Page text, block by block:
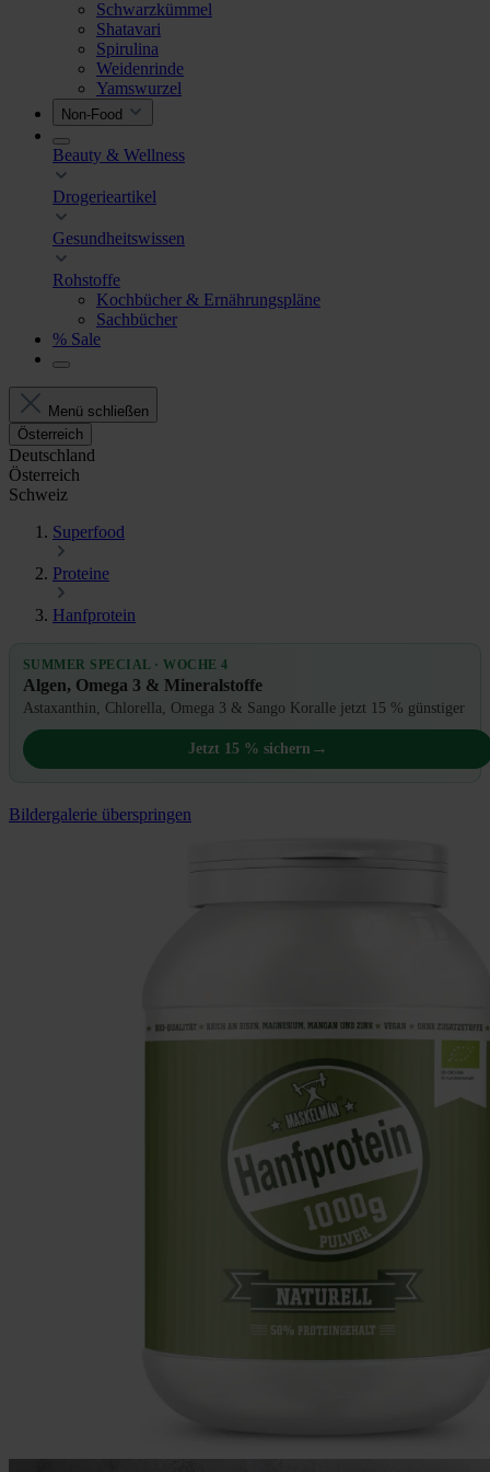
Schwarzkümmel
Shatavari
Spirulina
Weidenrinde
Yamswurzel
Non-Food
Beauty & Wellness
Drogerieartikel
Gesundheitswissen
Rohstoffe
Kochbücher & Ernährungspläne
Sachbücher
% Sale
Menü schließen
Österreich
Deutschland
Österreich
Schweiz
Superfood
Proteine
Hanfprotein
SUMMER SPECIAL · WOCHE 4
Algen, Omega 3 & Mineralstoffe
Astaxanthin, Chlorella, Omega 3 & Sango Koralle jetzt 15 % günstiger
Jetzt 15 % sichern →
Bildergalerie überspringen